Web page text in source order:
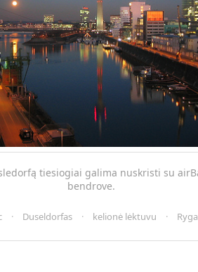
tiesiogiai galima nuskristi su
bendrove.
· Duseldorfas · kelionė lėktuvu · Ryga